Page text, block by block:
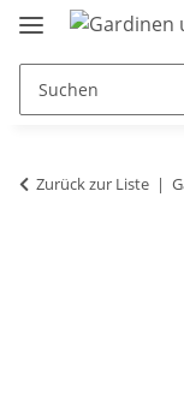
Zurück zur Liste